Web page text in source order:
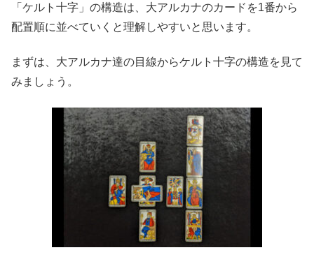
「ケルト十字」の構造は、大アルカナのカードを1番から
配置順に並べていくと理解しやすいと思います。
まずは、大アルカナ達の目線からケルト十字の構造を見て
みましょう。